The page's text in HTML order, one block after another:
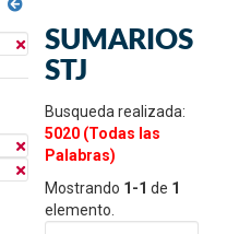
SUMARIOS
STJ
Busqueda realizada:
5020 (Todas las
Palabras)
Mostrando 1-1 de 1
elemento.